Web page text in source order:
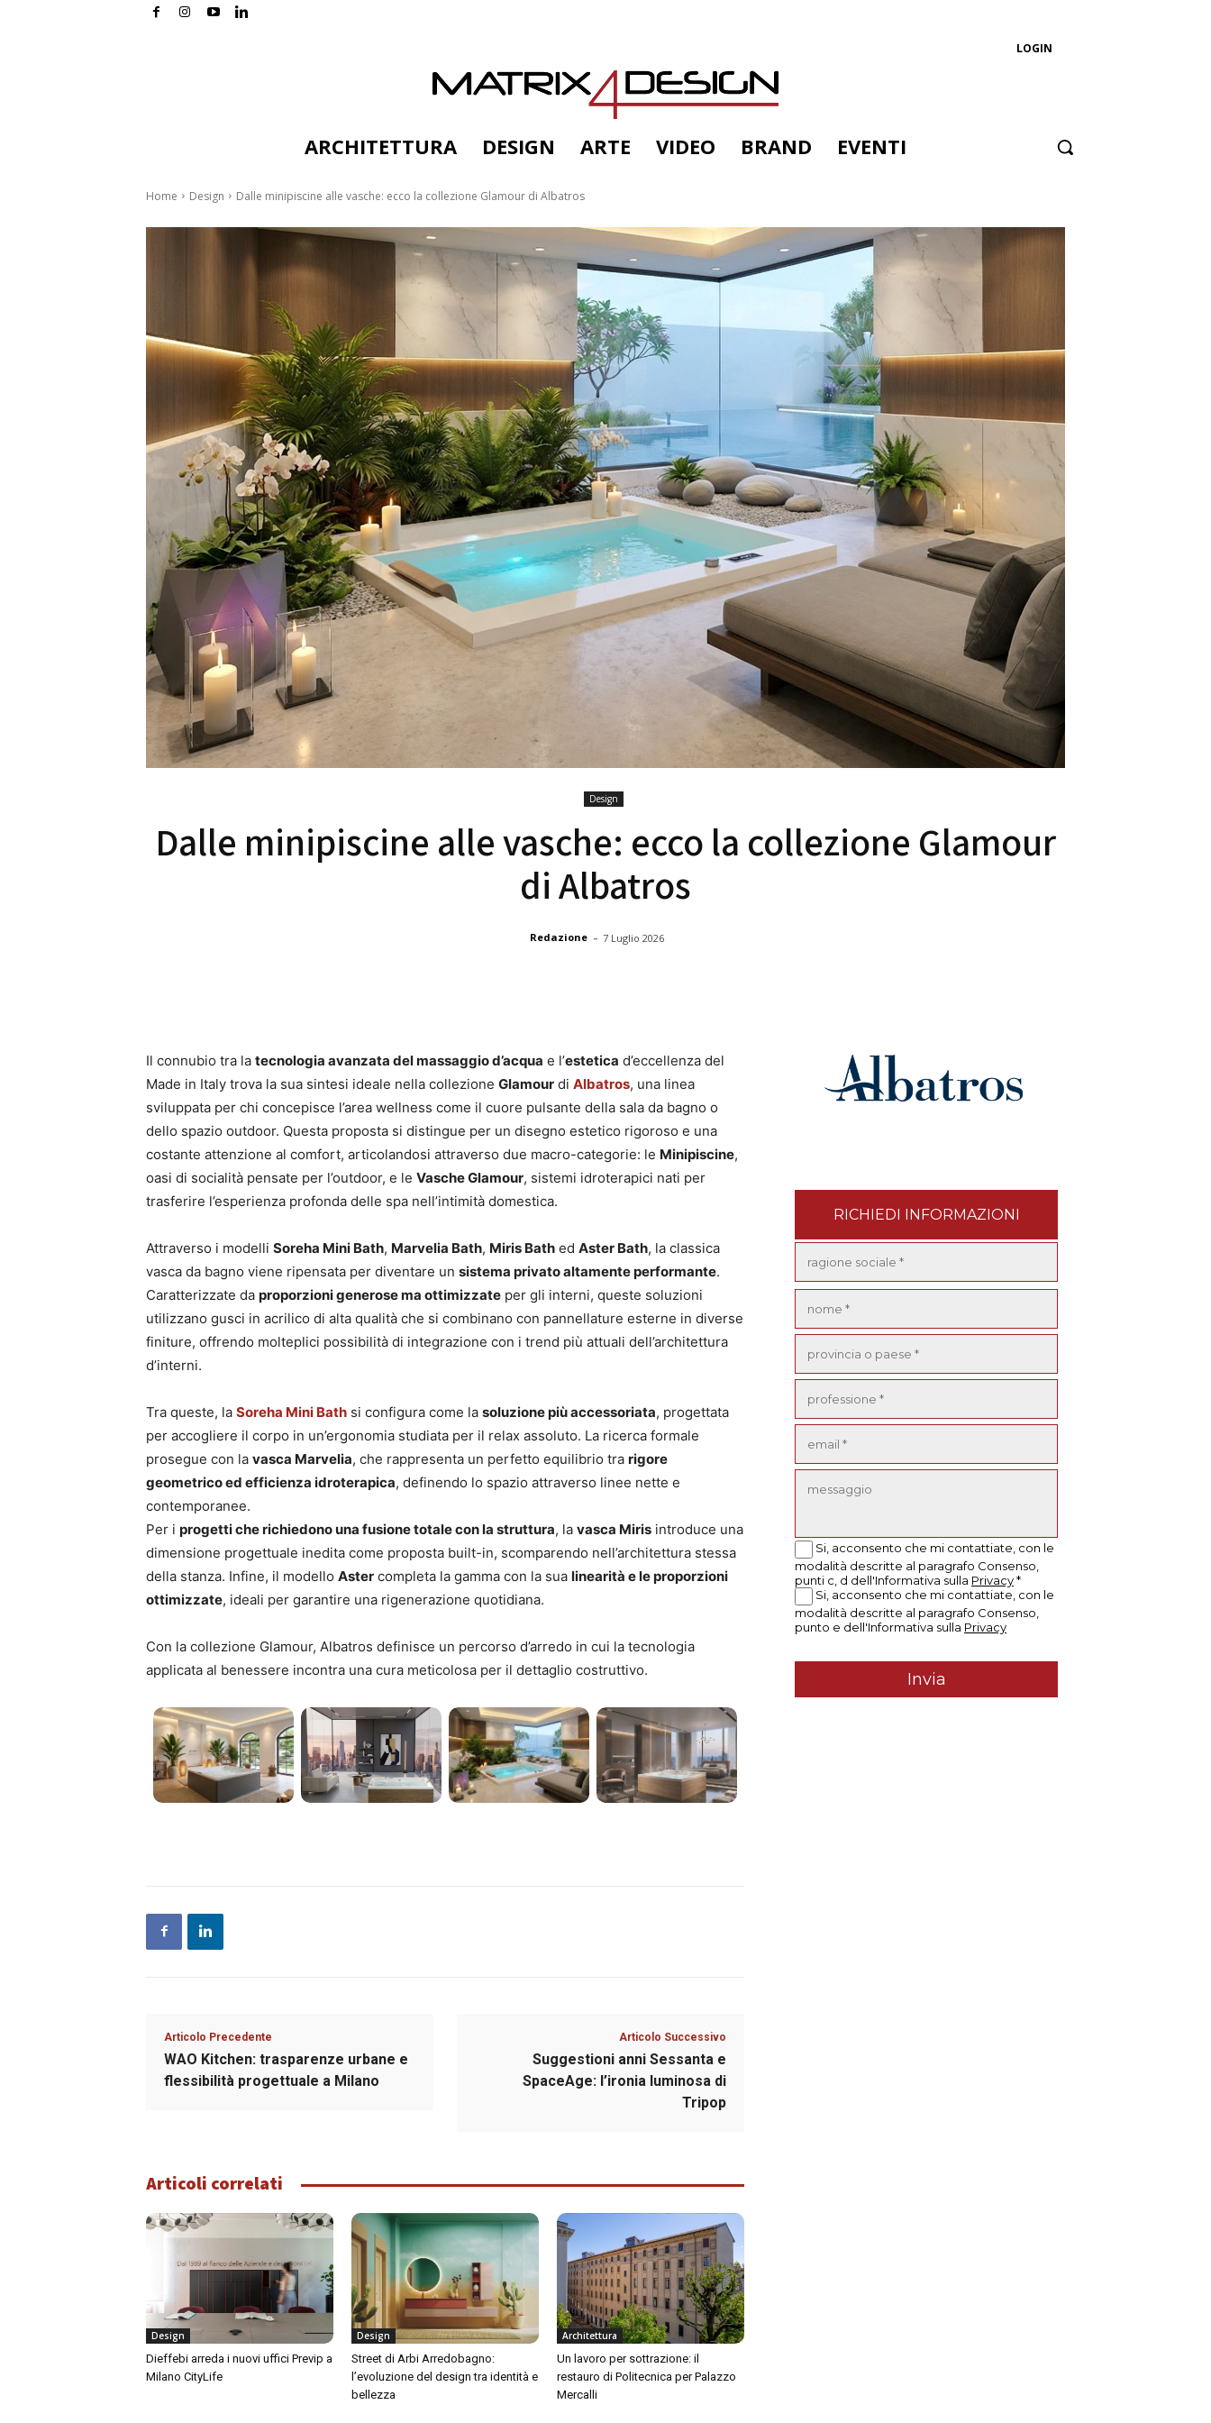
LOGIN
ARCHITETTURA DESIGN ARTE VIDEO BRAND EVENTI
Home Design Dalle minipiscine alle vasche: ecco la collezione Glamour di Albatros
Design
Dalle minipiscine alle vasche: ecco la collezione Glamour
di Albatros
Redazione - 7 Luglio 2026
Il connubio tra la tecnologia avanzata del massaggio d’acqua e l’estetica d’eccellenza del
Made in Italy trova la sua sintesi ideale nella collezione Glamour di Albatros, una linea
sviluppata per chi concepisce l’area wellness come il cuore pulsante della sala da bagno o
dello spazio outdoor. Questa proposta si distingue per un disegno estetico rigoroso e una
costante attenzione al comfort, articolandosi attraverso due macro-categorie: le Minipiscine,
oasi di socialità pensate per l’outdoor, e le Vasche Glamour, sistemi idroterapici nati per
trasferire l’esperienza profonda delle spa nell’intimità domestica.
Attraverso i modelli Soreha Mini Bath, Marvelia Bath, Miris Bath ed Aster Bath, la classica
vasca da bagno viene ripensata per diventare un sistema privato altamente performante.
Caratterizzate da proporzioni generose ma ottimizzate per gli interni, queste soluzioni
utilizzano gusci in acrilico di alta qualità che si combinano con pannellature esterne in diverse
finiture, offrendo molteplici possibilità di integrazione con i trend più attuali dell’architettura
d’interni.
Tra queste, la Soreha Mini Bath si configura come la soluzione più accessoriata, progettata
per accogliere il corpo in un’ergonomia studiata per il relax assoluto. La ricerca formale
prosegue con la vasca Marvelia, che rappresenta un perfetto equilibrio tra rigore
geometrico ed efficienza idroterapica, definendo lo spazio attraverso linee nette e
contemporanee.
Per i progetti che richiedono una fusione totale con la struttura, la vasca Miris introduce una
dimensione progettuale inedita come proposta built-in, scomparendo nell’architettura stessa
della stanza. Infine, il modello Aster completa la gamma con la sua linearità e le proporzioni
ottimizzate, ideali per garantire una rigenerazione quotidiana.
Con la collezione Glamour, Albatros definisce un percorso d’arredo in cui la tecnologia
applicata al benessere incontra una cura meticolosa per il dettaglio costruttivo.
Articolo Precedente
WAO Kitchen: trasparenze urbane e
flessibilità progettuale a Milano
Articolo Successivo
Suggestioni anni Sessanta e
SpaceAge: l’ironia luminosa di
Tripop
Articoli correlati
Design
Dieffebi arreda i nuovi uffici Previp a
Milano CityLife
Design
Street di Arbi Arredobagno:
l’evoluzione del design tra identità e
bellezza
Architettura
Un lavoro per sottrazione: il
restauro di Politecnica per Palazzo
Mercalli